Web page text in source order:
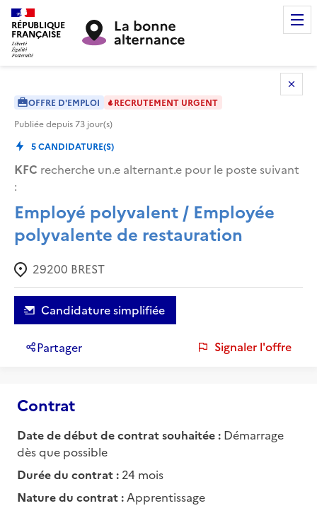
RÉPUBLIQUE
FRANÇAISE
OFFRE D'EMPLOI
RECRUTEMENT URGENT
Publiée depuis73 jour(s)
5CANDIDATURE(S)
KFC recherche un.e alternant.e pour le poste suivant
:
Employé polyvalent / Employée
polyvalente de restauration
29200 BREST
Candidature simplifiée
Partager Signaler l'offre
Contrat
Date de début de contrat souhaitée : Démarrage
dès que possible
Durée du contrat : 24 mois
Nature du contrat : Apprentissage